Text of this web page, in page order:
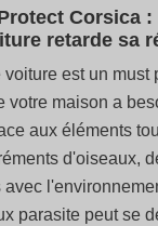
Corsica :
retarde sa
voiture est un must
votre maison a
aux éléments
d'oiseaux,
parasite peut se